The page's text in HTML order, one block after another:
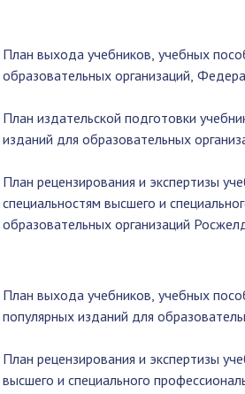
План выхода учебников, учебных
образовательных организаций,
План издательской подготовки
изданий для образовательных
План рецензирования и экспертизы
специальностям высшего и
образовательных организаций
План выхода учебников, учебных
популярных изданий для
План рецензирования и экспертизы
высшего и специального